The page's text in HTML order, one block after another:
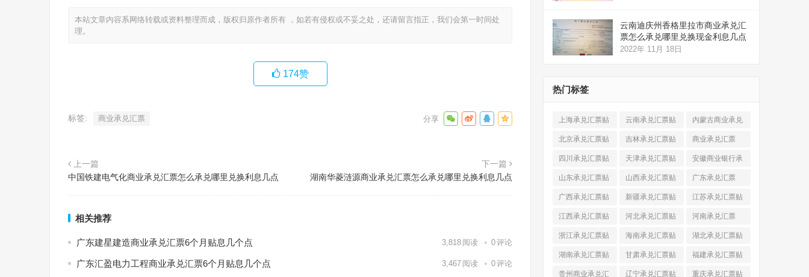
本站文章内容系网络转载或资料整理而成，版权归原作者所有 ，如若有侵权或不妥之处，还请留言指正，我们会第一时间处
理。
174赞
标签: 商业承兑汇票
上一篇
中国铁建电气化商业承兑汇票怎么承兑哪里兑换利息几点
下一篇
湖南华菱涟源商业承兑汇票怎么承兑哪里兑换利息几点
相关推荐
广东建星建造商业承兑汇票6个月贴息几个点 3,818 阅读 0评论
广东汇盈电力工程商业承兑汇票6个月贴息几个点 3,467 阅读 0评论
云南迪庆州香格里拉市商业承兑汇
票怎么承兑哪里兑换现金利息几点
2022年 11月 18日
热门标签
上海承兑汇票贴
现(520)
云南承兑汇票贴
现(324)
内蒙古商业承兑
汇票(316)
北京承兑汇票贴
现 (912)
吉林承兑汇票贴
现(123)
商业承兑汇票
(225)
四川承兑汇票贴
现(790)
天津承兑汇票贴
现(242)
安徽商业银行承
兑汇票 (565)
山东承兑汇票贴
现(874)
山西承兑汇票贴
现(463)
广东承兑汇票
(979)
广西承兑汇票贴
现(278)
新疆承兑汇票贴
现(264)
江苏承兑汇票贴
现(774)
江西承兑汇票贴
现(366)
河北承兑汇票贴
现(374)
河南承兑汇票
(518)
浙江承兑汇票贴
现(691)
海南承兑汇票贴
现(145)
湖北承兑汇票贴
现(587)
湖南承兑汇票贴
现(453)
甘肃承兑汇票贴
现(194)
福建承兑汇票贴
现(945)
贵州商业承兑汇
辽宁承兑汇票贴
重庆承兑汇票贴